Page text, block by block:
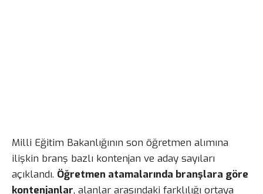
Milli Eğitim Bakanlığının son öğretmen alımına
ilişkin branş bazlı kontenjan ve aday sayıları
açıklandı. Öğretmen atamalarında branşlara göre
kontenjanlar, alanlar arasındaki farklılığı ortaya